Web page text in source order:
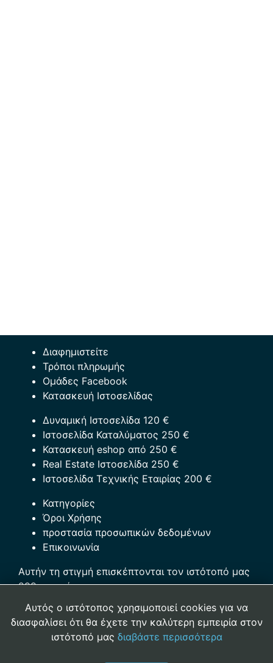
Διαφημιστείτε
Τρόποι πληρωμής
Ομάδες Facebook
Κατασκευή Ιστοσελίδας
Δυναμική Ιστοσελίδα 120 €
Ιστοσελίδα Καταλύματος 250 €
Κατασκευή eshop από 250 €
Real Estate Ιστοσελίδα 250 €
Ιστοσελίδα Τεχνικής Εταιρίας 200 €
Κατηγορίες
Όροι Χρήσης
προστασία προσωπικών δεδομένων
Επικοινωνία
Αυτήν τη στιγμή επισκέπτονται τον ιστότοπό μας
299 επισκέπτες
Αρ. Γ.Ε.ΜΗ.:121023909000
Αυτός ο ιστότοπος χρησιμοποιεί cookies για να
διασφαλίσει ότι θα έχετε την καλύτερη εμπειρία στον
ιστότοπό μας διαβάστε περισσότερα